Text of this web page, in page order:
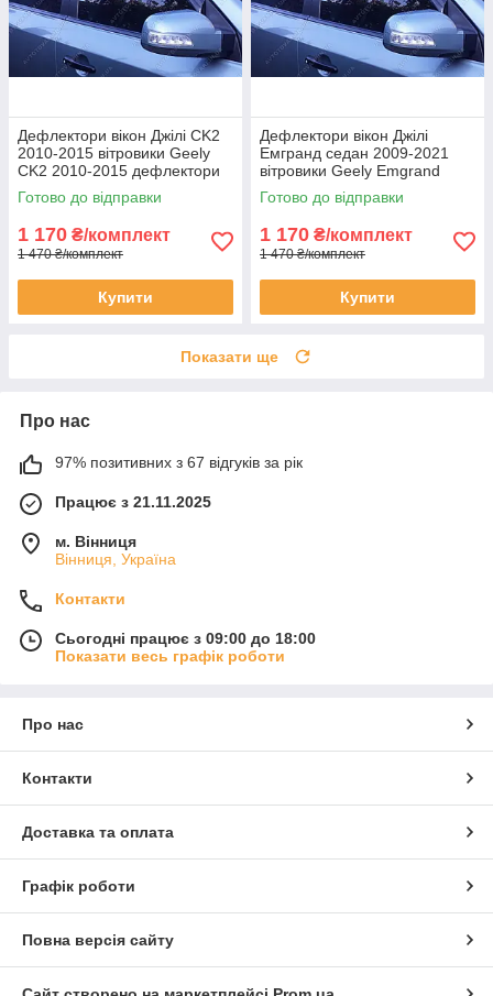
Дефлектори вікон Джілі CK2
2010-2015 вітровики Geely
CK2 2010-2015 дефлектори
4шт
Готово до відправки
1 170 ₴/комплект
1 470 ₴/комплект
Купити
Дефлектори вікон Джілі
Емгранд седан 2009-2021
вітровики Geely Emgrand
sedan 2009-2021 дефлектори
4шт
Готово до відправки
1 170 ₴/комплект
1 470 ₴/комплект
Купити
Показати ще
Про нас
97% позитивних з 67 відгуків за рік
Працює з 21.11.2025
м. Вінниця
Вінниця, Україна
Контакти
Сьогодні працює з 09:00 до 18:00
Показати весь графік роботи
Про нас
Контакти
Доставка та оплата
Графік роботи
Повна версія сайту